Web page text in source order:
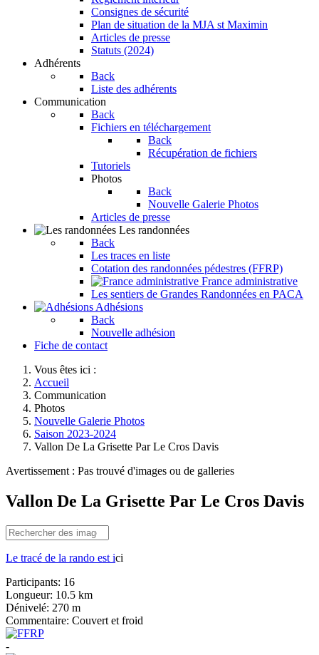
Consignes de sécurité
Plan de situation de la MJA st Maximin
Articles de presse
Statuts (2024)
Adhérents
Back
Liste des adhérents
Communication
Back
Fichiers en téléchargement
Back
Récupération de fichiers
Tutoriels
Photos
Back
Nouvelle Galerie Photos
Articles de presse
Les randonnées
Back
Les traces en liste
Cotation des randonnées pédestres (FFRP)
France administrative
Les sentiers de Grandes Randonnées en PACA
Adhésions
Back
Nouvelle adhésion
Fiche de contact
Vous êtes ici :
Accueil
Communication
Photos
Nouvelle Galerie Photos
Saison 2023-2024
Vallon De La Grisette Par Le Cros Davis
Avertissement : Pas trouvé d'images ou de galleries
Vallon De La Grisette Par Le Cros Davis
Le tracé de la rando est ici
Participants: 16
Longueur: 10.5 km
Dénivelé: 270 m
Commentaire: Couvert et froid
-